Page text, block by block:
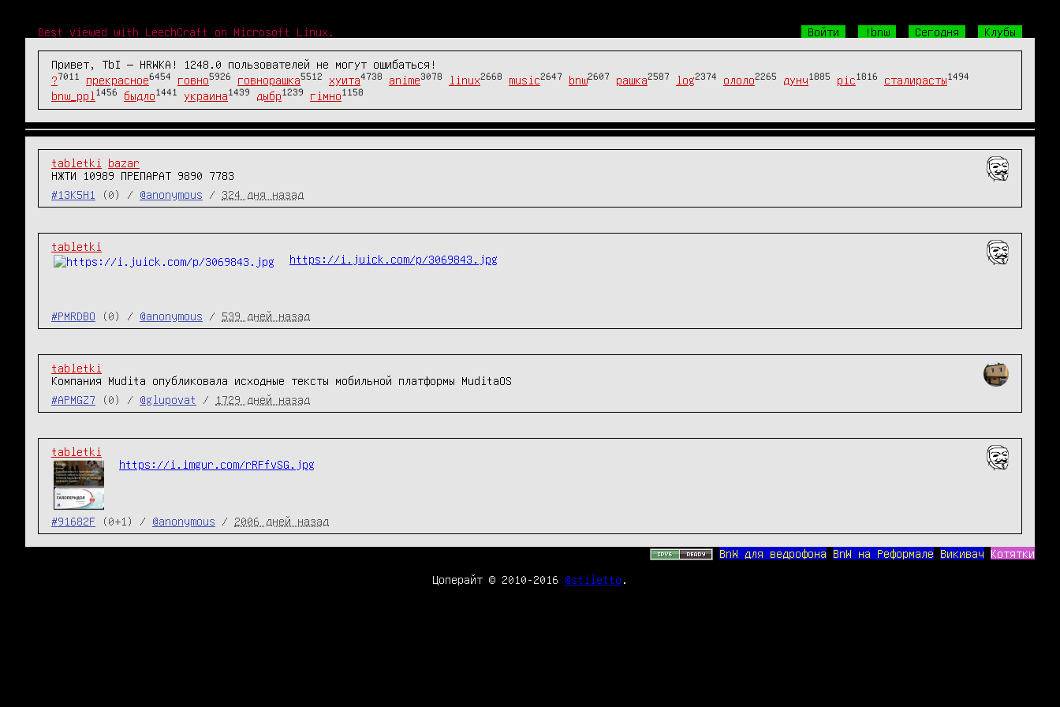
Best viewed with LeechCraft on Microsoft Linux. Войти !bnw Сегодня Клубы
Привет, TbI — HRWKA! 1248.0 пользователей не могут ошибаться!
?7011 прекрасное6454 говно5926 говнорашка5512 хуита4738 anime3078 linux2668 music2647 bnw2607 рашка2587 log2374 ололо2265 дунч1885 pic1816 сталирасты1494
bnw_ppl 1456 быдло1441 украина1439 дыбр1239 гімно1158
tabletki
bazar
НЖТИ 10989 ПРЕПАРАТ 9890 7783
#13K5H1
(0) / @anonymous / 324 дня назад
tabletki
https://i.juick.com/p/3069843.jpg
#PMRDBO (0) / @anonymous / 539 дней назад
tabletki
Компания Mudita опубликовала исходные тексты мобильной платформы MuditaOS
#APMGZ7
(0) / @glupovat / 1729 дней назад
tabletki
https://i.imgur.com/rRFfvSG.jpg
#91682F (0+1) / @anonymous / 2006 дней назад
BnW для ведрофона BnW на Реформале Викивач Котятки
Цоперайт © 2010-2016 @stiletto